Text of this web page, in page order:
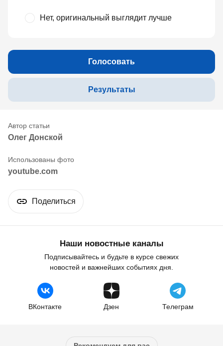
Нет, оригинальный выглядит лучше
Голосовать
Результаты
Олег Донской
youtube.com
Поделиться
Наши новостные каналы
Подписывайтесь и будьте в курсе свежих
новостей и важнейших событиях дня.
ВКонтакте Дзен Телеграм